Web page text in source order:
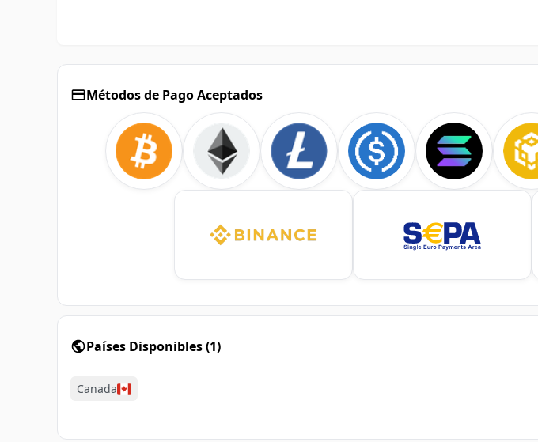
Métodos de Pago Aceptados
Países Disponibles(1)
Canada